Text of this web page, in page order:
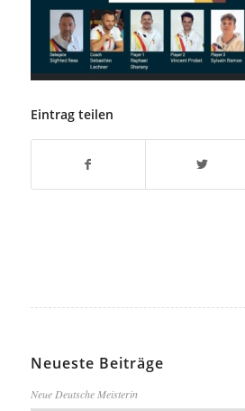
Eintrag teilen
Neueste Beiträge
Neue Deutsche Meisterin